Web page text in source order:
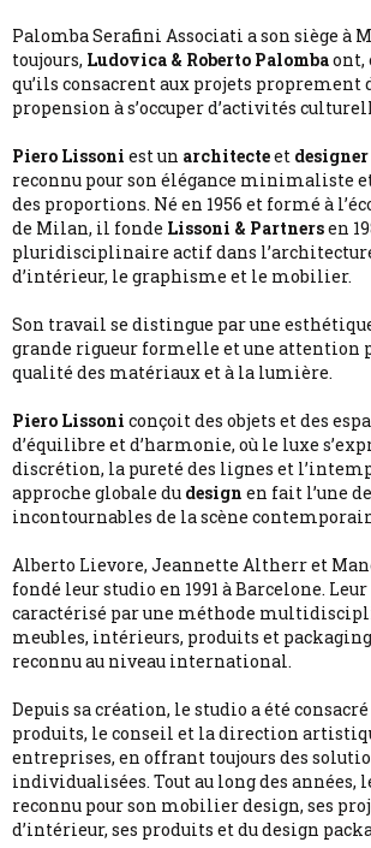
Palomba Serafini Associati a son siège à
toujours, Ludovica & Roberto Palombaont,
qu’ils consacrent aux projets proprement
propension à s’occuper d’activités
Piero Lissoni est un architecteet designer
reconnu pour son élégance minimaliste
des proportions. Né en 1956 et formé à
de Milan, il fonde Lissoni & Partnersen
pluridisciplinaire actif dans
d’intérieur, le graphisme et le mobilier.
Son travail se distingue par une
grande rigueur formelle et une attention
qualité des matériaux et à la lumière.
Piero Lissoni conçoit des objets et des
d’équilibre et d’harmonie, où le luxe
discrétion, la pureté des lignes et
approche globale du design en fait l’une
incontournables de la scène
Alberto Lievore, Jeannette Altherr et
fondé leur studio en 1991 à Barcelone.
caractérisé par une méthode
meubles, intérieurs, produits et
reconnu au niveau international.
Depuis sa création, le studio a été
produits, le conseil et la direction
entreprises, en offrant toujours des
individualisées. Tout au long des années,
reconnu pour son mobilier design, ses
d’intérieur, ses produits et du design